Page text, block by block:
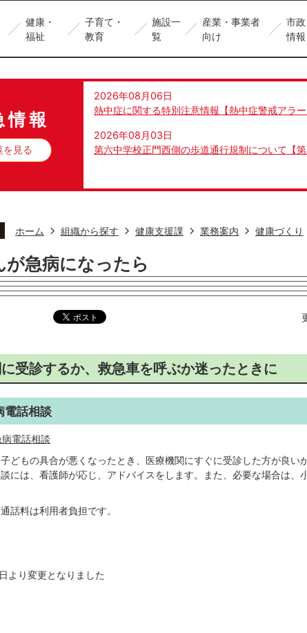
健康・
福祉
子育て・
教育
施設一
覧
産業・事業者
向け
市政
情報
情報
を見る
2026年08月06日
熱中症に関する特別注意情報【熱中症警戒アラー
2026年08月03日
第六中学校正門西側の歩道通行規制について【
ホーム 組織から探す 健康支援課 業務案内 健康づくり
が急病になったら
受診するか、救急車を呼ぶか迷ったときに
電話相談
電話相談
どもの具合が悪くなったとき、医療機関にすぐに受診した方が良い
には、看護師が応じ、アドバイスをします。また、必要な場合は、
話料は利用者負担です。
より変更となりました